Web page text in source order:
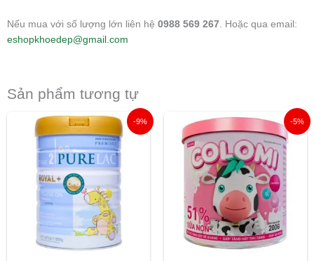
Nếu mua với số lượng lớn liên hệ 0988 569 267 . Hoặc qua email:
eshopkhoedep@gmail.com
Sản phẩm tương tự
-9%
Giá
gốc
2.805.000 ₫.
Giá
hiện
tại
là:
2.550.000 ₫.
-5%
Giá
gốc
là:
5.800.000 ₫.
Giá
hiện
tại
là: